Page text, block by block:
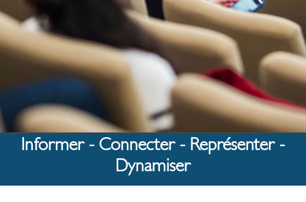
Informer - Connecter - Représenter -
Dynamiser